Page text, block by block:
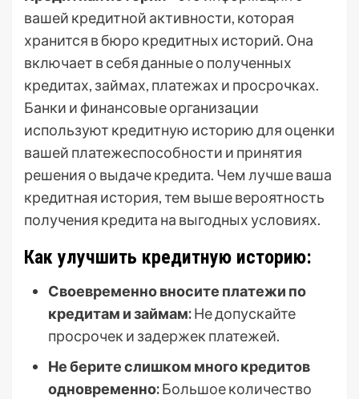
вашей кредитной активности, которая
хранится в бюро кредитных историй. Она
включает в себя данные о полученных
кредитах, займах, платежах и просрочках.
Банки и финансовые организации
используют кредитную историю для оценки
вашей платежеспособности и принятия
решения о выдаче кредита. Чем лучше ваша
кредитная история, тем выше вероятность
получения кредита на выгодных условиях.
Как улучшить кредитную историю:
Своевременно вносите платежи по
кредитам и займам:Не допускайте
просрочек и задержек платежей.
Не берите слишком много кредитов
одновременно:Большое количество